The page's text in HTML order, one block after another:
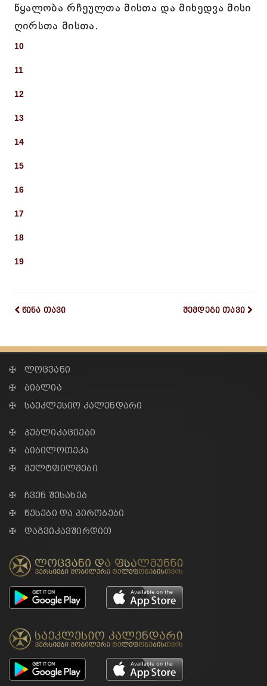
წყალობა რჩეულთა მისთა და მიხედვა მისი
ღირსთა მისთა.
10
11
12
13
14
15
16
17
18
19
წინა თავი შემდეგი თავი
✠ ლოცვანი
✠ ბიბლია
✠ საეკლესიო კალენდარი
✠ პუბლიკაციები
✠ ბიბილოთეკა
✠ მულტფილმები
✠ ჩვენ შესახებ
✠ წესები და პირობები
✠ დაგვიკავშირდით